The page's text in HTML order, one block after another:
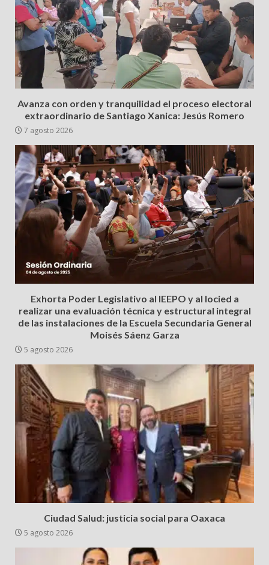
Avanza con orden y tranquilidad el proceso electoral
extraordinario de Santiago Xanica: Jesús Romero
7 agosto 2026
Exhorta Poder Legislativo al IEEPO y al Iocied a
realizar una evaluación técnica y estructural integral
de las instalaciones de la Escuela Secundaria General
Moisés Sáenz Garza
5 agosto 2026
Ciudad Salud: justicia social para Oaxaca
5 agosto 2026